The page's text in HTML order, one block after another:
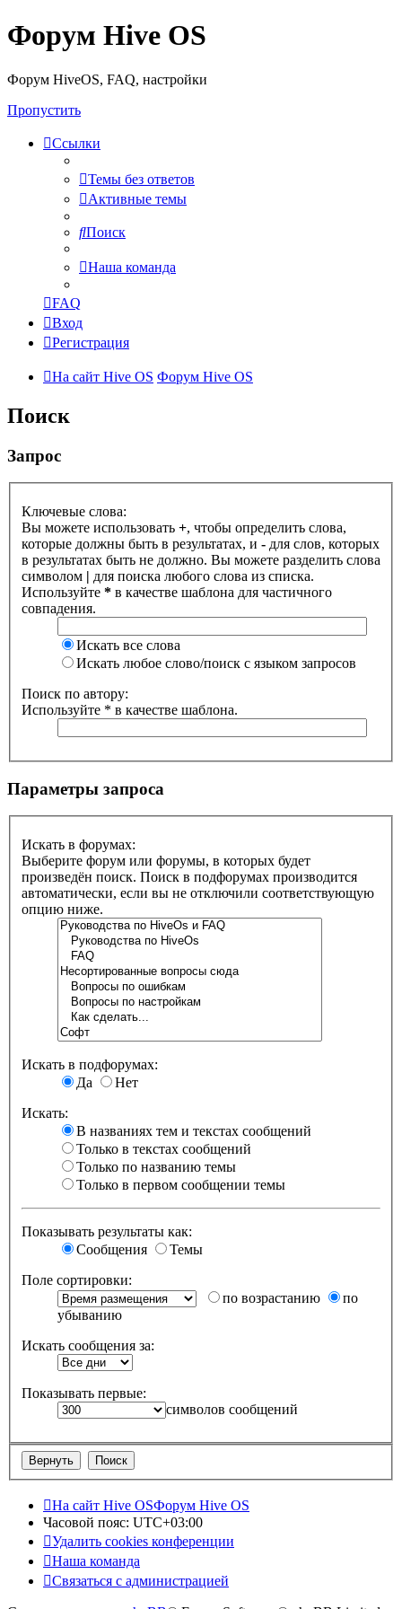
Форум Hive OS
Форум HiveOS, FAQ, настройки
Пропустить
Ссылки
Темы без ответов
Активные темы
Поиск
Наша команда
FAQ
Вход
Регистрация
На сайт Hive OS Форум Hive OS
Поиск
Запрос
Ключевые слова:
Вы можете использовать +, чтобы определить слова,
которые должны быть в результатах, и - для слов, которых
в результатах быть не должно. Вы можете разделить слова
символом | для поиска любого слова из списка.
Используйте * в качестве шаблона для частичного
совпадения.
Искать все слова
Искать любое слово/поиск с языком запросов
Поиск по автору:
Используйте * в качестве шаблона.
Параметры запроса
Искать в форумах:
Выберите форум или форумы, в которых будет
произведён поиск. Поиск в подфорумах производится
автоматически, если вы не отключили соответствующую
опцию ниже.
Искать в подфорумах:
Да
Нет
Искать:
В названиях тем и текстах сообщений
Только в текстах сообщений
Только по названию темы
Только в первом сообщении темы
Показывать результаты как:
Сообщения
Темы
Поле сортировки:
по возрастанию
по
убыванию
Искать сообщения за:
Показывать первые:
символов сообщений
На сайт Hive OSФорум Hive OS
Часовой пояс: UTC+03:00
Удалить cookies конференции
Наша команда
Связаться с администрацией